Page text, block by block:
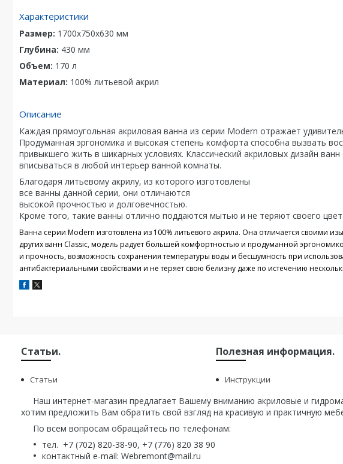
Характеристики
Размер: 1700x750x630 мм
Глубина: 430 мм
Объем: 170 л
Материал: 100% литьевой акрил
Описание
Каждая прямоугольная акриловая ванна из серии Modern отражает
Продуманная эргономика и высокая степень комфорта способна вызвать
привыкшего жить в шикарных условиях. Классический акриловых дизайн
вписываться в любой интерьер ванной комнаты.
Благодаря литьевому акрилу, из которого изготовлены
все ванны данной серии, они отличаются
высокой прочностью и долговечностью.
Кроме того, такие ванны отлично поддаются мытью и не теряют своего
Ванна серии Modern изготовлена из 100% литьевого акрила. Она отличается своими
других ванн Classic, модель радует большей комфортностью и продуманной
и прочность, возможность сохранения температуры воды и бесшумность при
антибактериальными свойствами и не теряет свою белизну даже по истечению
Статьи.
Статьи
Полезная информация.
Инструкции
Наш интернет-магазин предлагает Вашему вниманию акриловые и
хотим предложить Вам обратить свой взгляд на красивую и практичную
По всем вопросам обращайтесь по телефонам:
тел. +7 (702) 820-38-90, +7 (776) 820 38 90
контактный e-mail: Webremont@mail.ru